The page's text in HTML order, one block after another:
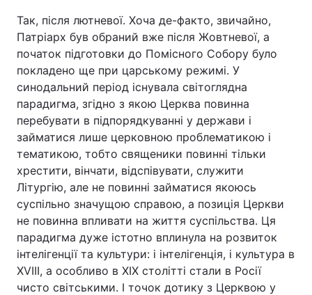
Так, після лютневої. Хоча де-факто, звичайно,
Патріарх був обраний вже після Жовтневої, а
початок підготовки до Помісного Собору було
покладено ще при царському режимі. У
синодальний період існувала світоглядна
парадигма, згідно з якою Церква повинна
перебувати в підпорядкуванні у держави і
займатися лише церковною проблематикою і
тематикою, тобто священики повинні тільки
хрестити, вінчати, відспівувати, служити
Літургію, але не повинні займатися якоюсь
суспільно значущою справою, а позиція Церкви
не повинна впливати на життя суспільства. Ця
парадигма дуже істотно вплинула на розвиток
інтелігенції та культури: і інтелігенція, і культура в
XVIII, а особливо в XIX столітті стали в Росії
чисто світськими. І точок дотику з Церквою у